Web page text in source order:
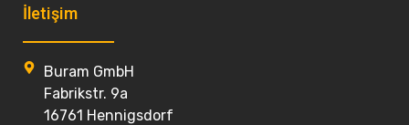
İletişim
Buram GmbH
Fabrikstr. 9a
16761 Hennigsdorf